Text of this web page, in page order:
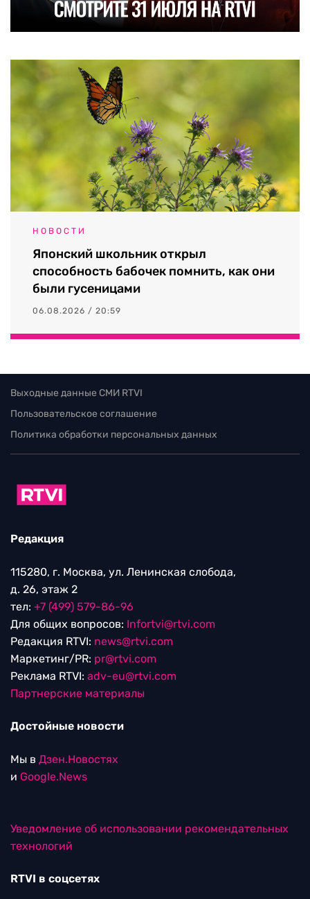
НОВОСТИ
Японский школьник открыл
способность бабочек помнить, как они
были гусеницами
06.08.2026 / 20:59
Выходные данные СМИ RTVI
Пользовательское соглашение
Политика обработки персональных данных
Редакция
115280, г. Москва, ул. Ленинская слобода,
д. 26, этаж 2
тел: +7 (499) 579-86-96
Для общих вопросов: Infortvi@rtvi.com
Редакция RTVI: news@rtvi.com
Маркетинг/PR: pr@rtvi.com
Реклама RTVI: adv-eu@rtvi.com
Партнерские материалы
Достойные новости
Мы в Дзен.Новостях
и Google.News
Уведомление об использовании рекомендательных
технологий
RTVI в соцсетях